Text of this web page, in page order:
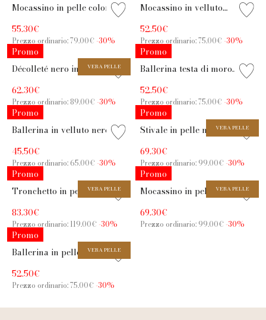
Mocassino in pelle color
sasso con punta animalier e
tacco 2,5 cm
55.30€
Prezzo ordinario: 79.00€ -30%
Mocassino in velluto
gioiello e tacco 2,5 cm
52.50€
Prezzo ordinario: 75.00€ -30%
VERA PELLE
Promo
Décolleté nero in pelle con
62.30€
Prezzo ordinario: 89.00€ -30%
Promo
Ballerina testa di moro
effetto lana con cinturino in
pelle
52.50€
Prezzo ordinario: 75.00€ -30%
Promo
Ballerina in velluto nero
45.50€
Prezzo ordinario: 65.00€ -30%
VERA PELLE
Promo
Stivale in pelle nera con
69.30€
Prezzo ordinario: 99.00€ -30%
VERA PELLE
Promo
Tronchetto in pelle nera
83.30€
Prezzo ordinario: 119.00€ -30%
VERA PELLE
Promo
Mocassino in pelle e pelo
nero con fondo carrarmato
69.30€
Prezzo ordinario: 99.00€ -30%
VERA PELLE
Promo
Ballerina in pelle nera con
52.50€
Prezzo ordinario: 75.00€ -30%